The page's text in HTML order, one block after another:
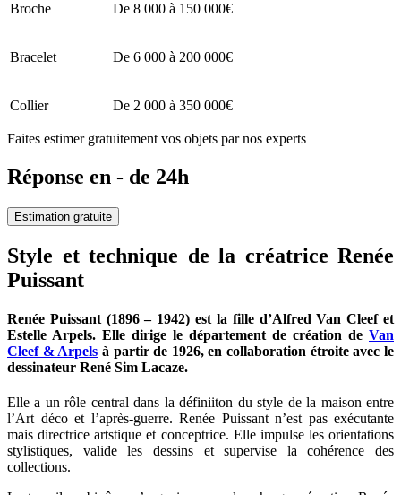
Broche De 8 000 à 150 000€
Bracelet De 6 000 à 200 000€
Collier De 2 000 à 350 000€
Faites estimer gratuitement vos objets par nos experts
Réponse en - de 24h
Estimation gratuite
Style et technique de la créatrice Renée
Puissant
Renée Puissant (1896 – 1942) est la fille d’Alfred Van Cleef et
Estelle Arpels. Elle dirige le département de création de Van
Cleef & Arpels à partir de 1926, en collaboration étroite avec le
dessinateur René Sim Lacaze.
Elle a un rôle central dans la définiiton du style de la maison entre
l’Art déco et l’après-guerre. Renée Puissant n’est pas exécutante
mais directrice artstique et conceptrice. Elle impulse les orientations
stylistiques, valide les dessins et supervise la cohérence des
collections.